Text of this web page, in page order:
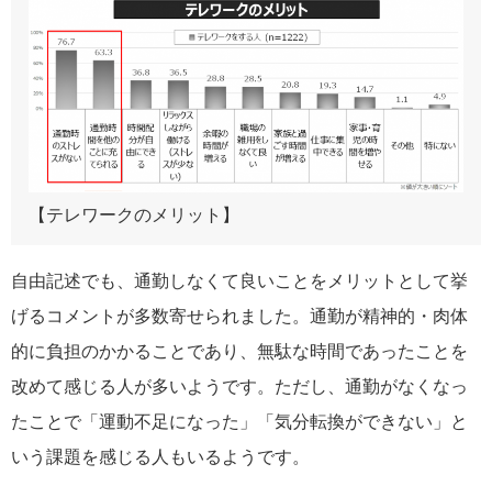
【テレワークのメリット】
自由記述でも、通勤しなくて良いことをメリットとして挙
げるコメントが多数寄せられました。通勤が精神的・肉体
的に負担のかかることであり、無駄な時間であったことを
改めて感じる人が多いようです。ただし、通勤がなくなっ
たことで「運動不足になった」「気分転換ができない」と
いう課題を感じる人もいるようです。